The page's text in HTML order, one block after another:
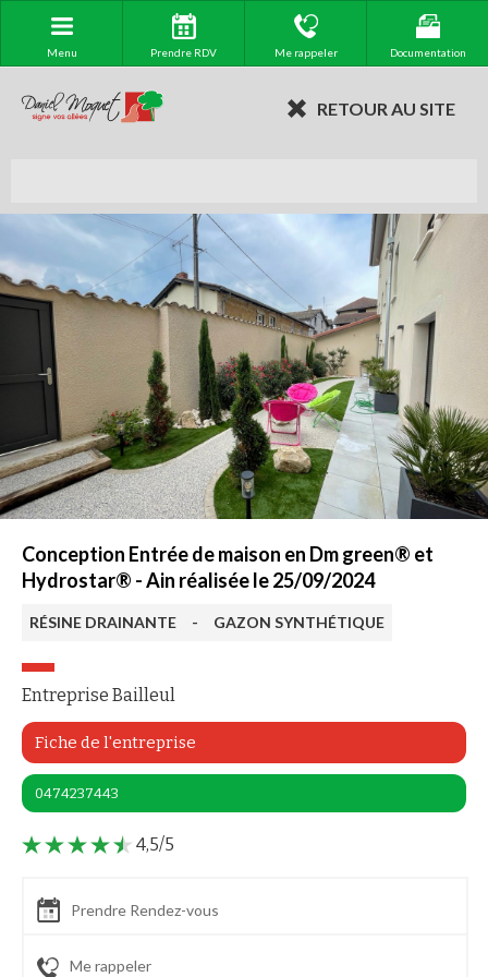
Menu Prendre RDV Me rappeler Documentation
RETOUR AU SITE
Conception Entrée de maison en Dm green® et
Hydrostar® - Ain réalisée le 25/09/2024
RÉSINE DRAINANTE - GAZON SYNTHÉTIQUE
Entreprise Bailleul
Fiche de l'entreprise
0474237443
4,5/5
Prendre Rendez-vous
Me rappeler